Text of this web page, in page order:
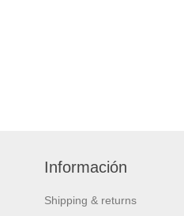
Información
Shipping & returns